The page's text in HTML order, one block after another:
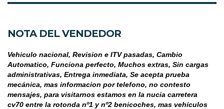
NOTA DEL VENDEDOR
Vehiculo nacional, Revision e ITV pasadas, Cambio
Automatico, Funciona perfecto, Muchos extras, Sin cargas
administrativas, Entrega inmediata, Se acepta prueba
mecánica, mas informacion por telefono, no contesto
mensajes, para visitarnos estamos en la nucia carretera
cv70 entre la rotonda nº1 y nº2 benicoches, mas vehículos